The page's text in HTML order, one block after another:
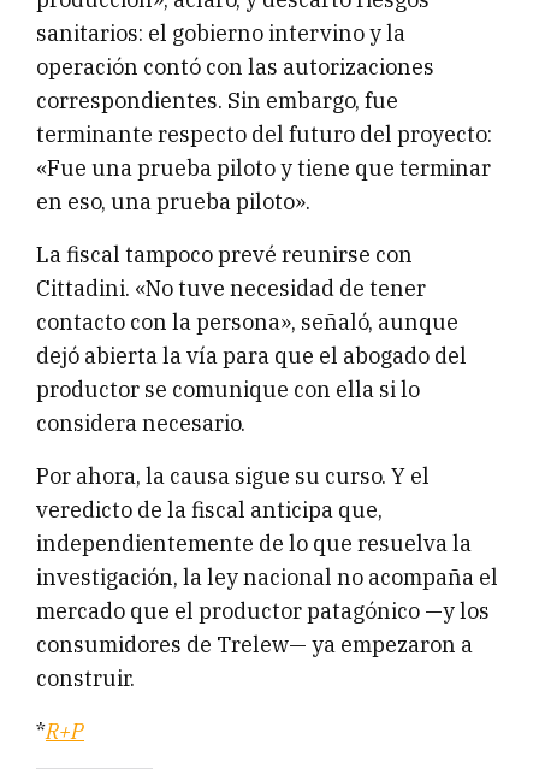
sanitarios: el gobierno intervino y la
operación contó con las autorizaciones
correspondientes. Sin embargo, fue
terminante respecto del futuro del proyecto:
«Fue una prueba piloto y tiene que terminar
en eso, una prueba piloto».
La fiscal tampoco prevé reunirse con
Cittadini. «No tuve necesidad de tener
contacto con la persona», señaló, aunque
dejó abierta la vía para que el abogado del
productor se comunique con ella si lo
considera necesario.
Por ahora, la causa sigue su curso. Y el
veredicto de la fiscal anticipa que,
independientemente de lo que resuelva la
investigación, la ley nacional no acompaña el
mercado que el productor patagónico —y los
consumidores de Trelew— ya empezaron a
construir.
*R+P